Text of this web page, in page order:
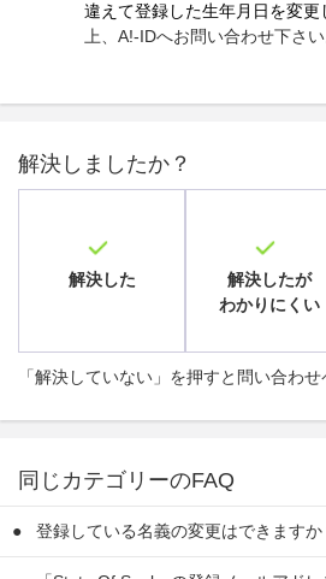
違えて登録した生年月日を変更
上、A!-IDへお問い合わせ下さい
解決しましたか？
解決した
解決したが
わかりにくい
「解決していない」を押すと問い合わせ
同じカテゴリーのFAQ
登録している名義の変更はできますか